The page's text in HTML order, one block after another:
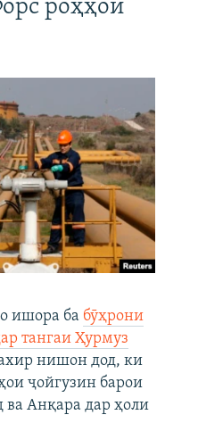
роҳҳои
ишора ба бӯҳрони
тангаи Ҳурмуз
нишон дод, ки
ҷойгузин барои
ва Анқара дар ҳоли